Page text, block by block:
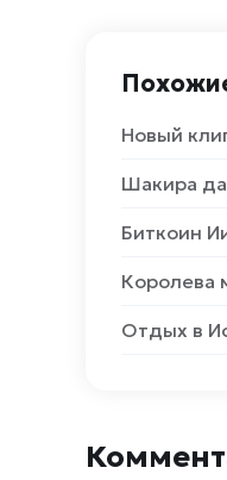
Новый
Шакира
Биткоин
Королева
Отдых в